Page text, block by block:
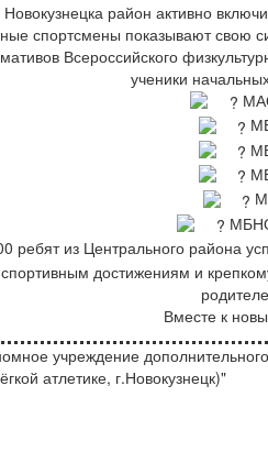
район активно
спортсмены показывают свою
Всероссийского
ученики
ребят из Центрального района
спортивным достижениям и
Вместе к
учреждение
атлетике, г.Новокузнецк)"